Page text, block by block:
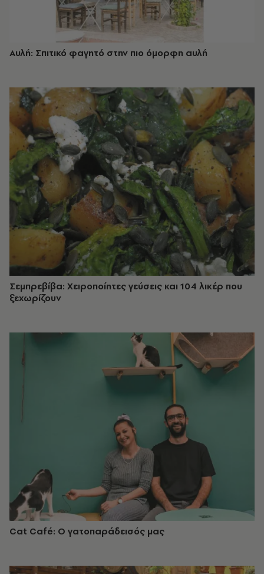
Αυλή: Σπιτικό φαγητό στην πιο όμορφη αυλή
Σεμπρεβίβα: Χειροποίητες γεύσεις και 104 λικέρ που
ξεχωρίζουν
Cat Café: Ο γατοπαράδεισός μας